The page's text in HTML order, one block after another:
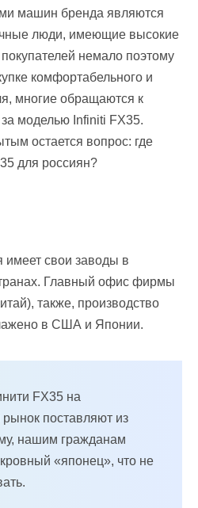
машин бренда являются
люди, имеющие высокие
немало поэтому
комфортабельного и
многие обращаются к
моделью Infiniti FX35.
остается вопрос: где
для россиян?
имеет свои заводы в
Главный офис фирмы
также, производство
в США и Японии.
FX35 на
поставляют из
нашим гражданам
«японец», что не